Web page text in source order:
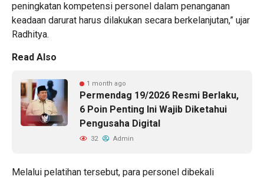
peningkatan kompetensi personel dalam penanganan
keadaan darurat harus dilakukan secara berkelanjutan,” ujar
Radhitya.
Read Also
1 month ago
Permendag 19/2026 Resmi Berlaku,
6 Poin Penting Ini Wajib Diketahui
Pengusaha Digital
32 Admin
Melalui pelatihan tersebut, para personel dibekali